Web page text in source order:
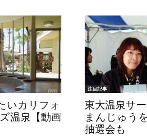
いカリフォ
温泉【動画
注目記事
東大温泉サ
まんじゅう
抽選会も